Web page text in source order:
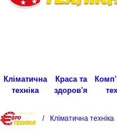
Кліматична
техніка
Краса та
здоров'я
/ Кліматична техніка